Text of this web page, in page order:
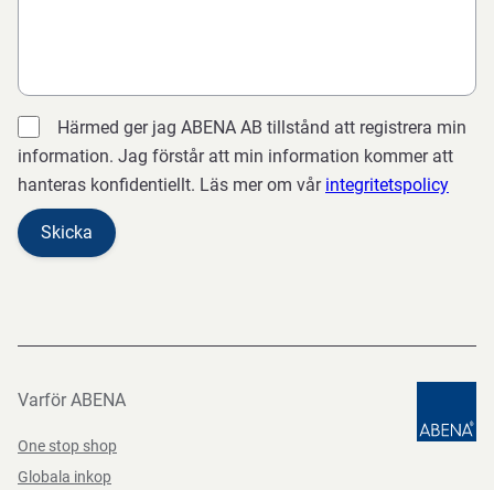
Härmed ger jag ABENA AB tillstånd att registrera min
information. Jag förstår att min information kommer att
hanteras konfidentiellt. Läs mer om vår integritetspolicy
Varför ABENA
One stop shop
Globala inkop